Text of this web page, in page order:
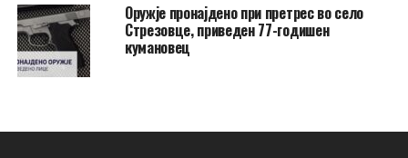
Оружје пронајдено при претрес во село
Стрезовце, приведен 77-годишен
кумановец